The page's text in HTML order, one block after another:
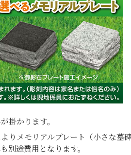
掛かります。
りメモリアルプレート（小さな
別途費用となります。